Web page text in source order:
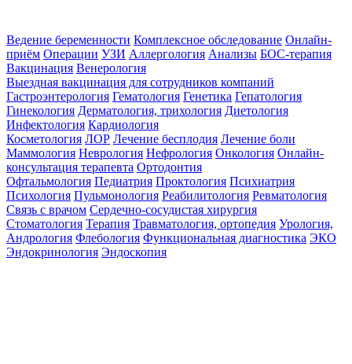
Ведение беременности Комплексное обследование Онлайн-
приём Операции УЗИ Аллергология Анализы БОС-терапия
Вакцинация Венерология
Выездная вакцинация для сотрудников компаний
Гастроэнтерология Гематология Генетика Гепатология
Гинекология Дерматология, трихология Диетология
Инфектология Кардиология
Косметология ЛОР Лечение бесплодия Лечение боли
Маммология Неврология Нефрология Онкология Онлайн-
консультация терапевта Ортодонтия
Офтальмология Педиатрия Проктология Психиатрия
Психология Пульмонология Реабилитология Ревматология
Связь с врачом Сердечно-сосудистая хирургия
Стоматология Терапия Травматология, ортопедия Урология,
Андрология Флебология Функциональная диагностика ЭКО
Эндокринология Эндоскопия